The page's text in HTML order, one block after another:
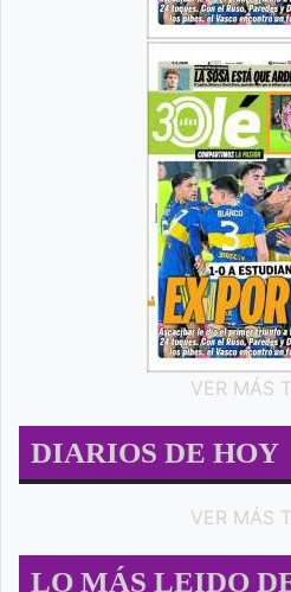
VER MÁS
DIARIOS DE HOY
VER MÁS
LO MÁS LEIDO